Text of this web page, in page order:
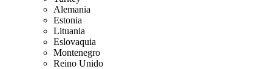
Alemania
Estonia
Lituania
Eslovaquia
Montenegro
Reino Unido